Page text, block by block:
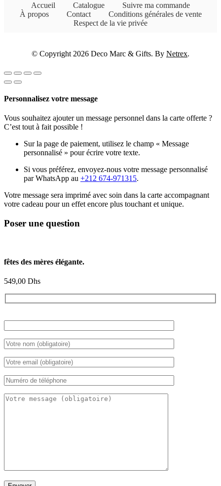
Accueil
Catalogue
Suivre ma commande
À propos
Contact
Conditions générales de vente
Respect de la vie privée
© Copyright 2026 Deco Marc & Gifts. By Netrex.
Personnalisez votre message
Vous souhaitez ajouter un message personnel dans la carte offerte ?
C’est tout à fait possible !
Sur la page de paiement, utilisez le champ « Message
personnalisé » pour écrire votre texte.
Si vous préférez, envoyez-nous votre message personnalisé
par WhatsApp au +212 674-971315.
Votre message sera imprimé avec soin dans la carte accompagnant
votre cadeau pour un effet encore plus touchant et unique.
Poser une question
fêtes des mères élégante.
549,00 Dhs